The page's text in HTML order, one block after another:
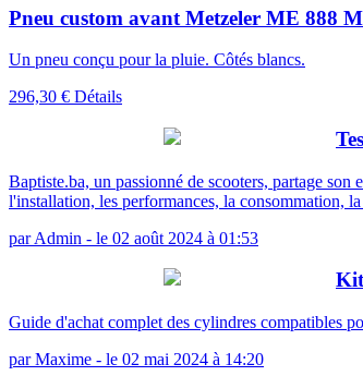
Pneu custom avant Metzeler ME 888
Un pneu conçu pour la pluie. Côtés blancs.
296,30 € Détails
Baptiste.ba, un passionné de scooters, partage
l'installation, les performances, la consommation,
parAdmin - le 02 août 2024 à 01:53
Guide d'achat complet des cylindres compatibles
parMaxime - le 02 mai 2024 à 14:20